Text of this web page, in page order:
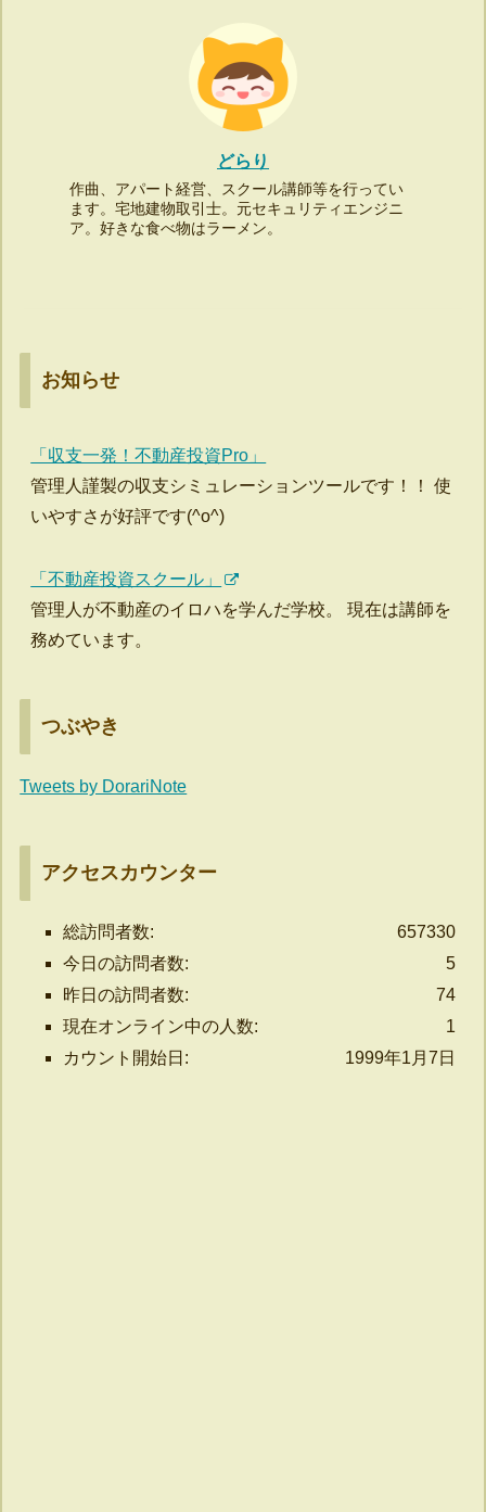
どらり
作曲、アパート経営、スクール講師等を行ってい
ます。宅地建物取引士。元セキュリティエンジニ
ア。好きな食べ物はラーメン。
お知らせ
「収支一発！不動産投資Pro」
管理人謹製の収支シミュレーションツールです！！ 使
いやすさが好評です(^o^)
「不動産投資スクール」
管理人が不動産のイロハを学んだ学校。 現在は講師を
務めています。
つぶやき
Tweets by DorariNote
アクセスカウンター
657330
総訪問者数:
5
今日の訪問者数:
74
昨日の訪問者数:
1
現在オンライン中の人数:
1999年1月7日
カウント開始日: